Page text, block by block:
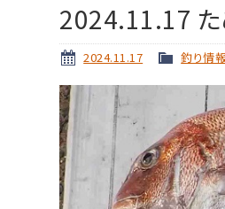
2024.11.17 た
2024.11.17 釣り情